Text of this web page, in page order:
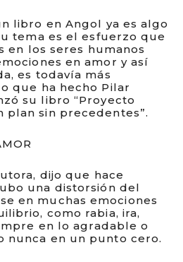
libro en Angol ya es algo
tema es el esfuerzo que
en los seres humanos
en amor y así
es todavía más
que ha hecho Pilar
su libro “Proyecto
plan sin precedentes”.
dijo que hace
una distorsión del
en muchas emociones
como rabia, ira,
en lo agradable o
nunca en un punto cero.